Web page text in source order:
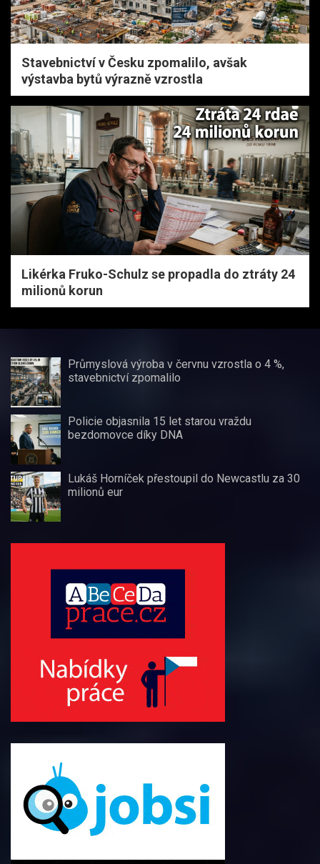
Stavebnictví v Česku zpomalilo, avšak
výstavba bytů výrazně vzrostla
Likérka Fruko-Schulz se propadla do ztráty 24
milionů korun
Průmyslová výroba v červnu vzrostla o 4 %,
stavebnictví zpomalilo
Policie objasnila 15 let starou vraždu
bezdomovce díky DNA
Lukáš Horníček přestoupil do Newcastlu za 30
milionů eur